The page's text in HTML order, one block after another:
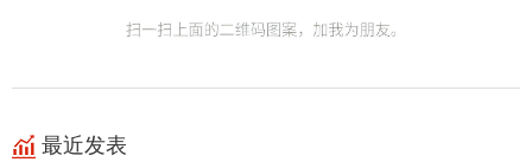
最近发表